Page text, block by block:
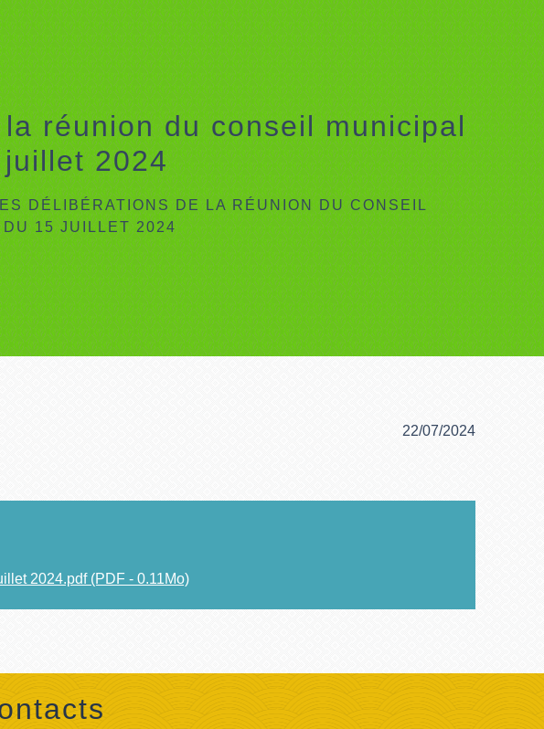
réunion du conseil municipal
2024
DÉLIBÉRATIONS DE LA RÉUNION DU CONSEIL
DU 15 JUILLET 2024
22/07/2024
2024.pdf (PDF - 0.11Mo)